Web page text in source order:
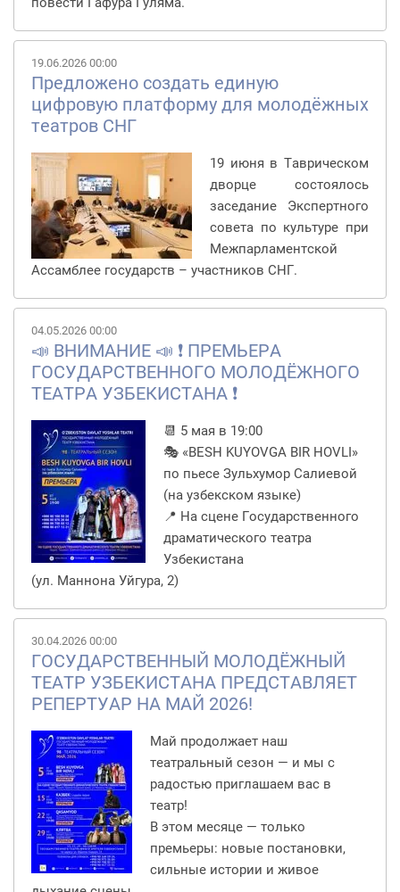
19.06.2026 00:00
Предложено создать единую
цифровую платформу для молодёжных
театров СНГ
19 июня в Таврическом
дворце состоялось
заседание Экспертного
совета по культуре при
Межпарламентской
Ассамблее государств – участников СНГ.
04.05.2026 00:00
📣 ВНИМАНИЕ 📣 ❗️ ПРЕМЬЕРА
ГОСУДАРСТВЕННОГО МОЛОДЁЖНОГО
ТЕАТРА УЗБЕКИСТАНА ❗️
📆 5 мая в 19:00
🎭 «BESH KUYOVGA BIR HOVLI»
по пьесе Зульхумор Салиевой
(на узбекском языке)
📍 На сцене Государственного
драматического театра
Узбекистана
(ул. Маннона Уйгура, 2)
30.04.2026 00:00
ГОСУДАРСТВЕННЫЙ МОЛОДЁЖНЫЙ
ТЕАТР УЗБЕКИСТАНА ПРЕДСТАВЛЯЕТ
РЕПЕРТУАР НА МАЙ 2026!
Май продолжает наш
театральный сезон — и мы с
радостью приглашаем вас в
театр!
В этом месяце — только
премьеры: новые постановки,
сильные истории и живое